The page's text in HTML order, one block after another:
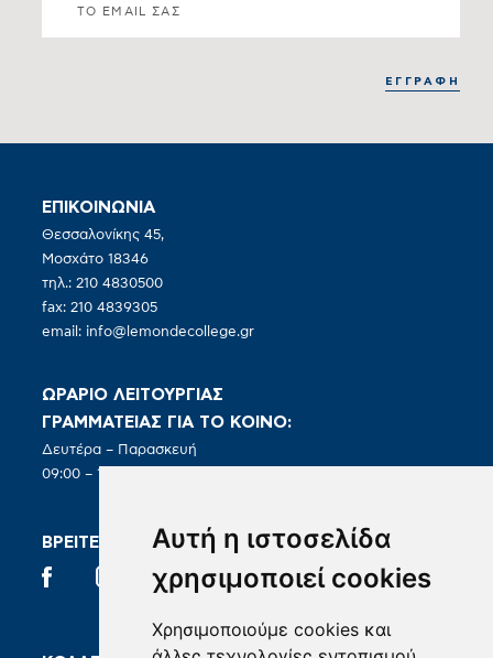
Αυτή η ιστοσελίδα
χρησιμοποιεί cookies
Χρησιμοποιούμε cookies και
ΕΠΙΚΟΙΝΩΝΙΑ
Θεσσαλονίκης 45,
Μοσχάτο 18346
τηλ.: 210 4830500
fax: 210 4839305
email: info@lemondecollege.gr
ΩΡΑΡΙΟ ΛΕΙΤΟΥΡΓΙΑΣ
ΓΡΑΜΜΑΤΕΙΑΣ ΓΙΑ ΤΟ ΚΟΙΝΟ:
Δευτέρα – Παρασκευή
09:00 – 19:00
ΒΡΕΙΤΕ ΜΑΣ ΣΤΑ SOCIAL